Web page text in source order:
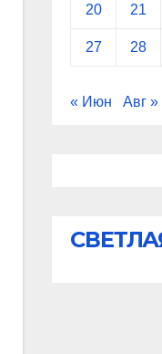
20 21
27 28
« Июн Авг »